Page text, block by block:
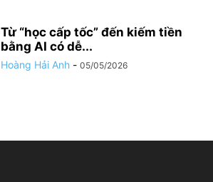
Từ “học cấp tốc” đến kiếm tiền
bằng AI có dễ...
Hoàng Hải Anh - 05/05/2026